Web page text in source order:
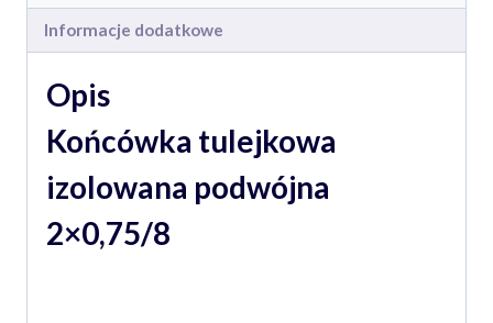
Informacje dodatkowe
Opis
Końcówka tulejkowa
izolowana podwójna
2×0,75/8